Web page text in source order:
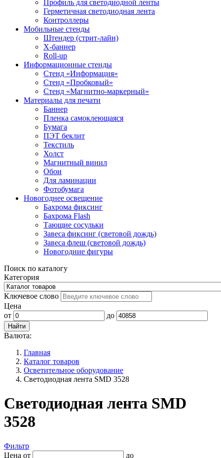
Профиль для светодиодной ленты
Герметичная светодиодная лента
Контроллеры
Мобильные стенды
Штендер (стрит-лайн)
Х-баннер
Roll-up
Информационные стенды
Стенд «Информация»
Стенд «Пробковый»
Стенд «Магнитно-маркерный»
Материалы для печати
Баннер
Пленка самоклеющаяся
Бумага
ПЭТ беклит
Текстиль
Холст
Магнитный винил
Обои
Для ламинации
Фотобумага
Новогоднее освещение
Бахрома фиксинг
Бахрома Flash
Тающие сосульки
Завеса фиксинг (световой дождь)
Завеса флеш (световой дождь)
Новогодние фигуры
Поиск по каталогу
Категория
Ключевое слово
Цена
от
до
Валюта:
Главная
Каталог товаров
Осветительное оборудование
Светодиодная лента SMD 3528
Светодиодная лента SMD
3528
Фильтр
Цена от до